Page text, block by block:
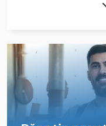
Elektra Beckum Kgt
Giben
Giben Smart